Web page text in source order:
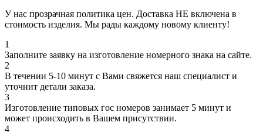
У нас прозрачная политика цен. Доставка НЕ включена в
стоимость изделия. Мы рады каждому новому клиенту!
1
Заполните заявку на изготовление номерного знака на сайте.
2
В течении 5-10 минут с Вами свяжется наш специалист и
уточнит детали заказа.
3
Изготовление типовых гос номеров занимает 5 минут и
может происходить в Вашем присутствии.
4